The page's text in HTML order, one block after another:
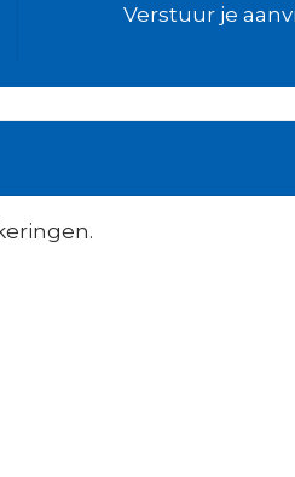
Verstuur je